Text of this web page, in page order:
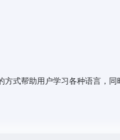
式帮助用户学习各种语言，同